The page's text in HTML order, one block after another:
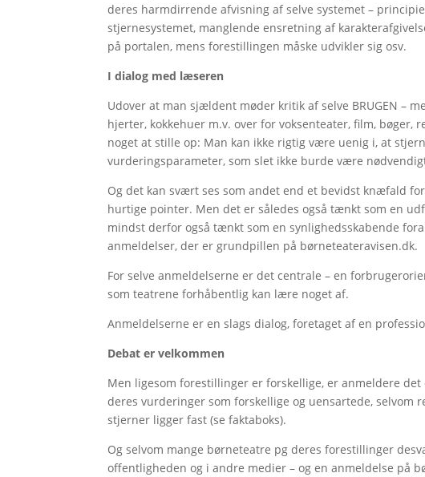
deres harmdirrende afvisning af selve systemet –
stjernesystemet, manglende ensretning af
på portalen, mens forestillingen måske udvikler sig osv.
I dialog med læseren
Udover at man sjældent møder kritik af selve BRUGEN –
hjerter, kokkehuer m.v. over for voksenteater, film, bøger,
noget at stille op: Man kan ikke rigtig være uenig i, at
vurderingsparameter, som slet ikke burde være
Og det kan svært ses som andet end et bevidst knæfald
hurtige pointer. Men det er således også tænkt som en
mindst derfor også tænkt som en synlighedsskabende
anmeldelser, der er grundpillen på børneteateravisen.dk.
For selve anmeldelserne er det centrale – en
som teatrene forhåbentlig kan lære noget af.
Anmeldelserne er en slags dialog, foretaget af en
Debat er velkommen
Men ligesom forestillinger er forskellige, er anmeldere
deres vurderinger som forskellige og uensartede, selvom
stjerner ligger fast (se faktaboks).
Og selvom mange børneteatre pg deres forestillinger
offentligheden og i andre medier – og en anmeldelse på